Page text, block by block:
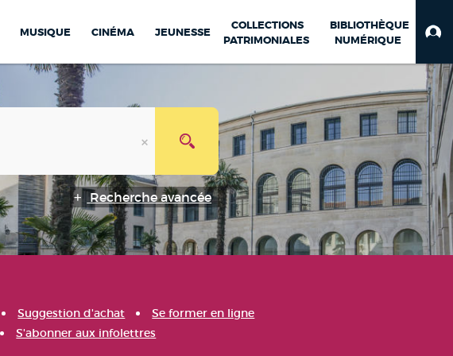
MUSIQUE CINÉMA JEUNESSE
COLLECTIONS
PATRIMONIALES
BIBLIOTHÈQUE
NUMÉRIQUE
Recherche avancée
Suggestion d'achat
Se former en ligne
S'abonner aux infolettres